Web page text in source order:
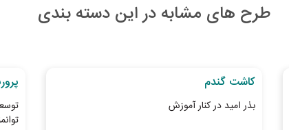
طرح های مشابه در این دسته بندی
کاشت گندم
بذر امید در کنار آموزش